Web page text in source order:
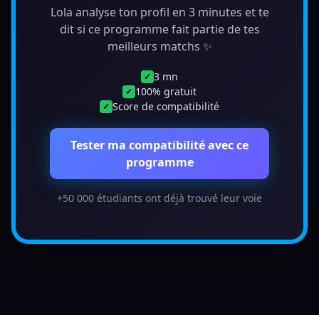
Lola analyse ton profil en 3 minutes et te
dit si ce programme fait partie de tes
meilleurs matchs ✨
✓ 3 mn
✓ 100% gratuit
✓ Score de compatibilité
Tester ma compatibilité avec ce
programme
+50 000 étudiants ont déjà trouvé leur voie